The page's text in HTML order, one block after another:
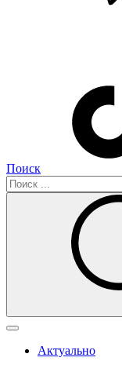
Поиск
Актуально